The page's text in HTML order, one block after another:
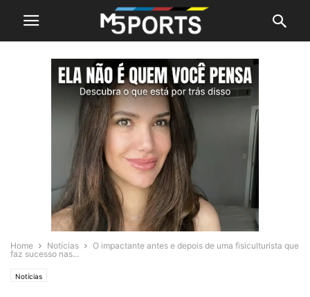
Home Notícias
O impactante antes e depois de uma fisiculturista que
faz sucesso nas...
Notícias